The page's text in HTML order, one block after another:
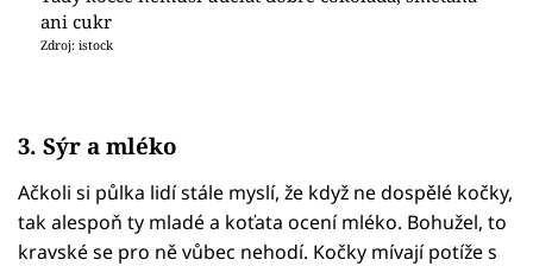
ani cukr
Zdroj: istock
3. Sýr a mléko
Ačkoli si půlka lidí stále myslí, že když ne dospělé kočky,
tak alespoň ty mladé a koťata ocení mléko. Bohužel, to
kravské se pro ně vůbec nehodí. Kočky mívají potíže s